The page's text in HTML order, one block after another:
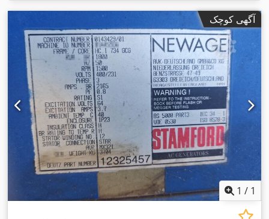
آگهی کوچک
1 / 1